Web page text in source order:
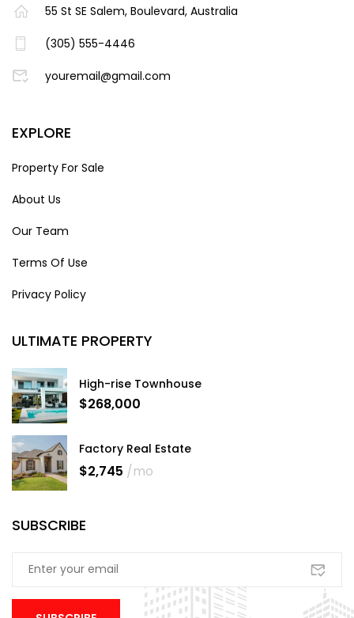
55 St SE Salem, Boulevard, Australia
(305) 555-4446
youremail@gmail.com
EXPLORE
Property For Sale
About Us
Our Team
Terms Of Use
Privacy Policy
ULTIMATE PROPERTY
High-rise Townhouse
$268,000
Factory Real Estate
$2,745 /mo
SUBSCRIBE